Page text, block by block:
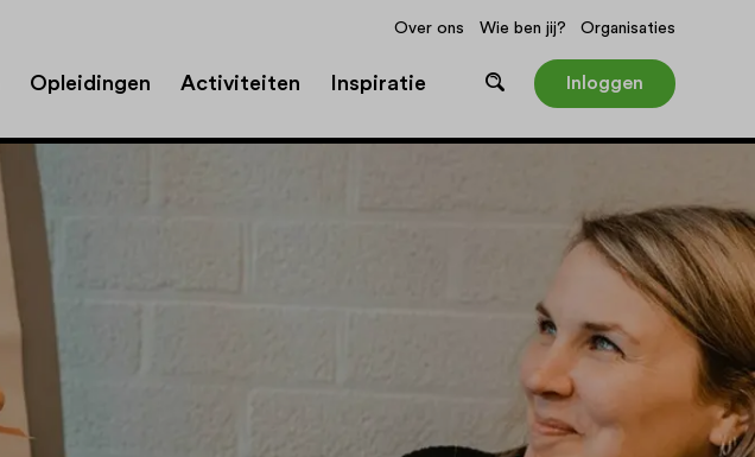
Over ons Wie ben jij? Organisaties
Opleidingen Activiteiten Inspiratie Inloggen